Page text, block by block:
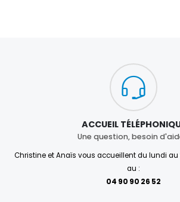
ACCUEIL
Une question, besoin
Christine et Anaïs vous accueillent du lundi au
au :
04 90 90 26 52